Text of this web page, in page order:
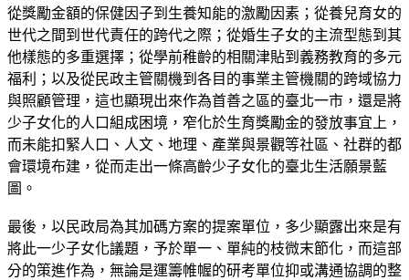
從獎勵金額的保健因子到生養知能的激勵因素；從養兒育女的
世代之間到世代責任的跨代之際；從婚生子女的主流型態到其
他樣態的多重選擇；從學前稚齡的相關津貼到義務教育的多元
福利；以及從民政主管關機到各目的事業主管機關的跨域協力
與照顧管理，這也顯現出來作為首善之區的臺北一市，還是將
少子女化的人口組成困境，窄化於生育獎勵金的發放事宜上，
而未能扣緊人口、人文、地理、產業與景觀等社區、社群的都
會環境布建，從而走出一條高齡少子女化的臺北生活願景藍
圖。
最後，以民政局為其加碼方案的提案單位，多少顯露出來是有
將此一少子女化議題，予於單一、單純的枝微末節化，而這部
分的策進作為，無論是運籌帷幄的研考單位抑或溝通協調的整